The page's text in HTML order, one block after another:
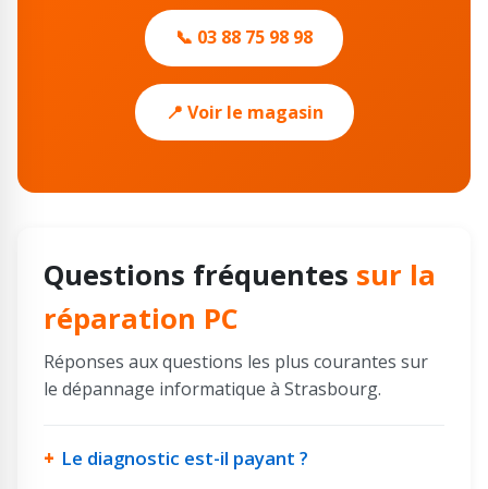
📞 03 88 75 98 98
📍 Voir le magasin
Questions fréquentes sur la
réparation PC
Réponses aux questions les plus courantes sur
le dépannage informatique à Strasbourg.
Le diagnostic est-il payant ?